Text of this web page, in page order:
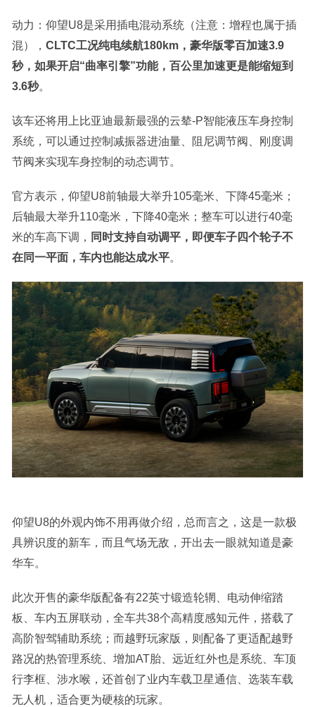
动力：仰望U8是采用插电混动系统（注意：增程也属于插
混）， CLTC工况纯电续航180km，豪华版零百加速3.9
秒，如果开启“曲率引擎”功能，百公里加速更是能缩短到
3.6秒。
该车还将用上比亚迪最新最强的云辇-P智能液压车身控制
系统，可以通过控制减振器进油量、阻尼调节阀、刚度调
节阀来实现车身控制的动态调节。
官方表示，仰望U8前轴最大举升105毫米、下降45毫米；
后轴最大举升110毫米，下降40毫米；整车可以进行40毫
米的车高下调， 同时支持自动调平，即便车子四个轮子不
在同一平面，车内也能达成水平。
仰望U8的外观内饰不用再做介绍，总而言之，这是一款极
具辨识度的新车，而且气场无敌，开出去一眼就知道是豪
华车。
此次开售的豪华版配备有22英寸锻造轮辋、电动伸缩踏
板、车内五屏联动，全车共38个高精度感知元件，搭载了
高阶智驾辅助系统；而越野玩家版，则配备了更适配越野
路况的热管理系统、增加AT胎、远近红外也是系统、车顶
行李框、涉水喉，还首创了业内车载卫星通信、选装车载
无人机，适合更为硬核的玩家。